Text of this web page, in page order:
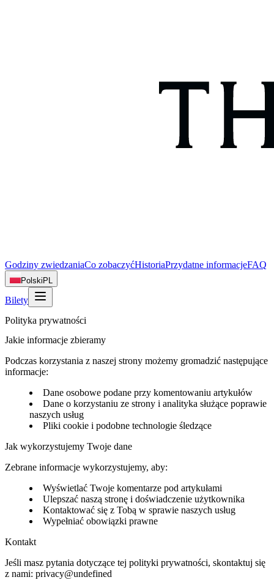
Godziny zwiedzaniaCo zobaczyćHistoriaPrzydatne informacjeFAQ
Polski PL
Bilety
Polityka prywatności
Jakie informacje zbieramy
Podczas korzystania z naszej strony możemy gromadzić następujące
informacje:
Dane osobowe podane przy komentowaniu artykułów
Dane o korzystaniu ze strony i analityka służące poprawie
naszych usług
Pliki cookie i podobne technologie śledzące
Jak wykorzystujemy Twoje dane
Zebrane informacje wykorzystujemy, aby:
Wyświetlać Twoje komentarze pod artykułami
Ulepszać naszą stronę i doświadczenie użytkownika
Kontaktować się z Tobą w sprawie naszych usług
Wypełniać obowiązki prawne
Kontakt
Jeśli masz pytania dotyczące tej polityki prywatności, skontaktuj się
z nami: privacy@undefined